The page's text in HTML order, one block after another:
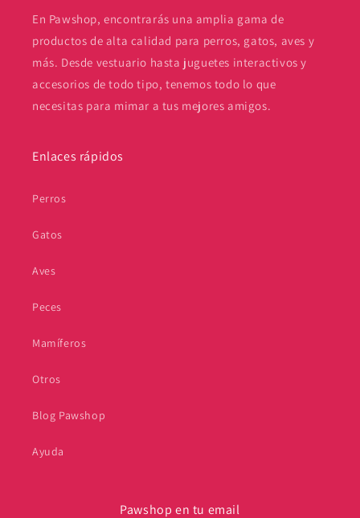
En Pawshop, encontrarás una amplia gama de
productos de alta calidad para perros, gatos, aves y
más. Desde vestuario hasta juguetes interactivos y
accesorios de todo tipo, tenemos todo lo que
necesitas para mimar a tus mejores amigos.
Enlaces rápidos
Perros
Gatos
Aves
Peces
Mamíferos
Otros
Blog Pawshop
Ayuda
Pawshop en tu email